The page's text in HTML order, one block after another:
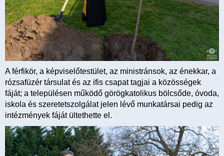
A férfikör, a képviselőtestület, az ministránsok, az énekkar, a
rózsafüzér társulat és az ifis csapat tagjai a közösségek
fáját; a településen működő görögkatolikus bölcsőde, óvoda,
iskola és szeretetszolgálat jelen lévő munkatársai pedig az
intézmények fáját ültethette el.